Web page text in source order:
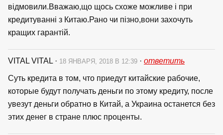
відмовили.Вважаю,що щось схоже можливе і при
кредитуванні з Китаю.Рано чи пізно,вони захочуть
кращих гарантій.
VITAL VITAL · 18 ЯНВАРЯ, 2018 В 12:39 · ответить
Суть кредита в том, что приедут китайские рабочие,
которые будут получать деньги по этому кредиту, после
увезут деньги обратно в Китай, а Украина останется без
этих денег в стране плюс проценты.